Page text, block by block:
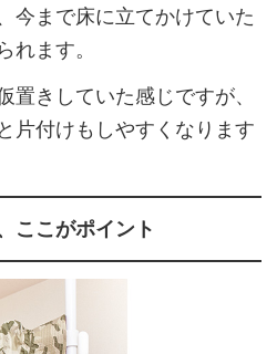
今まで床に立てかけていた
れます。
置きしていた感じですが、
片付けもしやすくなります
ここがポイント